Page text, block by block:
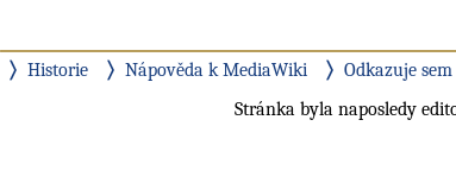
Historie Nápověda k MediaWiki Odkazuje sem
Stránka byla naposledy